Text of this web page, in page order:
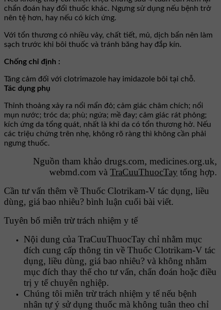
chẩn đoán hay đổi thuốc khác. Ngưng sử dụng nếu bệnh trở
nên tệ hơn, hay nếu có kích ứng.
Với tổn thương có nhiều vảy, chất tiết, mủ, dịch bẩn nên làm
sạch trước khi bôi thuốc và tránh băng hay đắp kín.
Chống chỉ định :
Tăng cảm đối với clotrimazole hay imidazole bôi tại chỗ.
Tác dụng phụ
Thỉnh thoảng xảy ra nổi mẩn đỏ; cảm giác châm chích; nổi
mụn nước; tróc da; phù; ngứa; mề đay; cảm giác rát phỏng;
kích ứng da tổng quát, nhất là khi da có tổn thương hở. Nếu
các triệu chứng trên nhẹ, không rõ ràng thì không cần phải
ngưng thuốc.
Nguồn tham khảo drugs.com, medicines.org.uk,
webmd.com và TraCuuThuocTay tổng hợp.
Cần tư vấn thêm về Thuốc Clotrikam-V tác dụng, liều
dùng, giá bao nhiêu? bình luận cuối bài viết.
Tuyên bố miễn trừ trách nhiệm y tế
Nội dung của TraCuuThuocTay chỉ nhằm mục
đích cung cấp thông tin về Thuốc Clotrikam-V tác
dụng, liều dùng, giá bao nhiêu? và không nhằm
mục đích thay thế cho tư vấn, chẩn đoán hoặc điều
trị y tế chuyên nghiệp.
Chúng tôi miễn trừ trách nhiệm y tế nếu bệnh
nhân tự ý sử dụng thuốc mà không tuân theo chỉ